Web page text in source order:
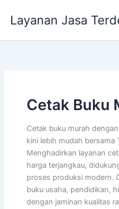
Layanan Jasa
Cetak Buku
Cetak buku murah
kini lebih mudah bersama
Menghadirkan layanan
harga terjangkau,
proses produksi modern.
buku usaha, pendidikan,
dengan jaminan kualitas